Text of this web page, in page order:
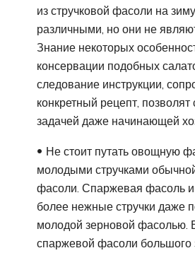
из стручковой фасоли на
различными, но они не
Знание некоторых
консервации подобных
следование инструкции,
конкретный рецепт, позволят
задачей даже начинающей
Не стоит путать овощную
молодыми стручками
фасоли. Спаржевая фасоль
более нежные стручки даже
молодой зерновой фасолью.
спаржевой фасоли большого